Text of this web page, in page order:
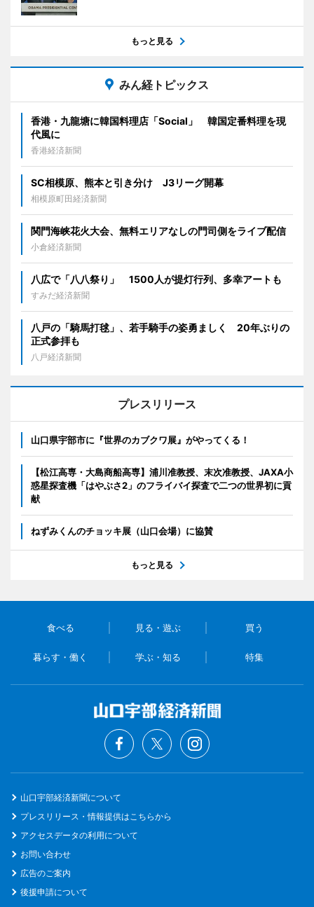
もっと見る
みん経トピックス
香港・九龍塘に韓国料理店「Social」 韓国定番料理を現
代風に
香港経済新聞
SC相模原、熊本と引き分け J3リーグ開幕
相模原町田経済新聞
関門海峡花火大会、無料エリアなしの門司側をライブ配信
小倉経済新聞
八広で「八八祭り」 1500人が提灯行列、多幸アートも
すみだ経済新聞
八戸の「騎馬打毬」、若手騎手の姿勇ましく 20年ぶりの
正式参拝も
八戸経済新聞
プレスリリース
山口県宇部市に『世界のカブクワ展』がやってくる！
【松江高専・大島商船高専】浦川准教授、末次准教授、JAXA小
惑星探査機「はやぶさ2」のフライバイ探査で二つの世界初に貢
献
ねずみくんのチョッキ展（山口会場）に協賛
もっと見る
食べる 見る・遊ぶ 買う
暮らす・働く 学ぶ・知る 特集
山口宇部経済新聞について
プレスリリース・情報提供はこちらから
アクセスデータの利用について
お問い合わせ
広告のご案内
後援申請について